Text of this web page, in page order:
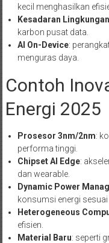
kecil menghasilkan
Kesadaran Lingkungan
karbon pusat data.
AI On-Device:
menguras daya.
Contoh
Energi 2025
Prosesor 3nm/2nm:
performa tinggi.
Chipset AI Edge:
dan wearable.
Dynamic Power
konsumsi energi sesuai
Heterogeneous
efisien.
Material Baru: seperti